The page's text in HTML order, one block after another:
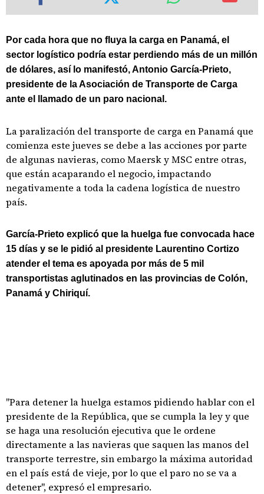
Por cada hora que no fluya la carga en Panamá, el
sector logístico podría estar perdiendo más de un millón
de dólares, así lo manifestó, Antonio García-Prieto,
presidente de la Asociación de Transporte de Carga
ante el llamado de un paro nacional.
La paralización del transporte de carga en Panamá que
comienza este jueves se debe a las acciones por parte
de algunas navieras, como Maersk y MSC entre otras,
que están acaparando el negocio, impactando
negativamente a toda la cadena logística de nuestro
país.
García-Prieto explicó que la huelga fue convocada hace
15 días y se le pidió al presidente Laurentino Cortizo
atender el tema es apoyada por más de 5 mil
transportistas aglutinados en las provincias de Colón,
Panamá y Chiriquí.
"Para detener la huelga estamos pidiendo hablar con el
presidente de la República, que se cumpla la ley y que
se haga una resolución ejecutiva que le ordene
directamente a las navieras que saquen las manos del
transporte terrestre, sin embargo la máxima autoridad
en el país está de vieje, por lo que el paro no se va a
detener", expresó el empresario.